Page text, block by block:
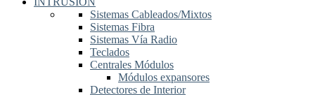
Sistemas Cableados/Mixtos
Sistemas Fibra
Sistemas Vía Radio
Teclados
Centrales Módulos
Módulos expansores
Detectores de Interior